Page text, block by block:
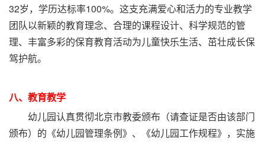
32岁，学历达标率100%。这支充满爱心和活力的专业教学
团队以新颖的教育理念、合理的课程设计、科学规范的管
理、丰富多彩的保育教育活动为儿童快乐生活、茁壮成长保
驾护航。
八、教育教学
幼儿园认真贯彻北京市教委颁布（请查证是否由该部门
颁布）的《幼儿园管理条例》、《幼儿园工作规程》，实施